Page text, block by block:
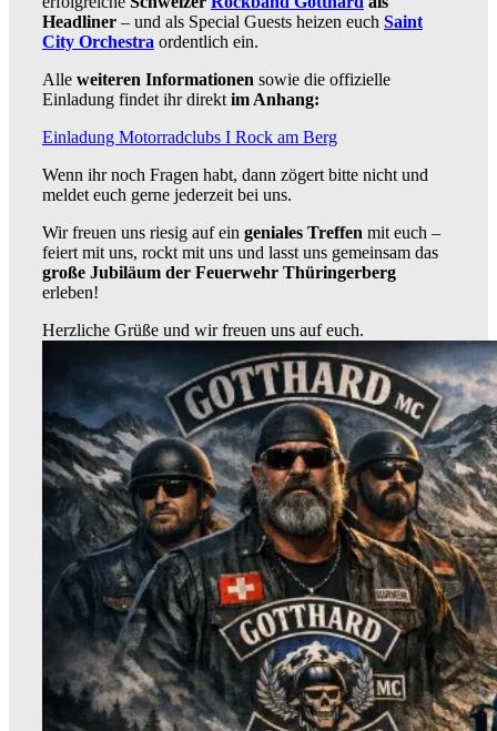
Headliner – und als Special Guests heizen euch Saint
City Orchestra ordentlich ein.
Alle weiteren Informationen sowie die offizielle
Einladung findet ihr direktim Anhang:
Einladung Motorradclubs I Rock am Berg
Wenn ihr noch Fragen habt, dann zögert bitte nicht und
meldet euch gerne jederzeit bei uns.
Wir freuen uns riesig auf ein geniales Treffen mit euch –
feiert mit uns, rockt mit uns und lasst uns gemeinsam das
große Jubiläum der Feuerwehr Thüringerberg
erleben!
Herzliche Grüße und wir freuen uns auf euch.